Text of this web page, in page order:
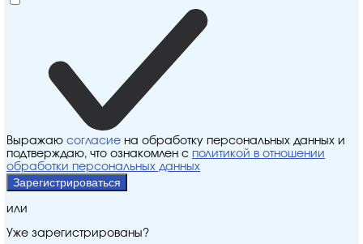
Выражаю согласие на обработку персональных данных и
подтверждаю, что ознакомлен с политикой в отношении
обработки персональных данных
Зарегистрироваться
или
Уже зарегистрированы?